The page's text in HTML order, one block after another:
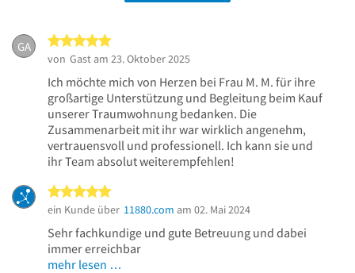
GA
von Gast am 23. Oktober 2025
Ich möchte mich von Herzen bei Frau M. M. für ihre
großartige Unterstützung und Begleitung beim Kauf
unserer Traumwohnung bedanken. Die
Zusammenarbeit mit ihr war wirklich angenehm,
vertrauensvoll und professionell. Ich kann sie und
ihr Team absolut weiterempfehlen!
ein Kunde über 11880.com am 02. Mai 2024
Sehr fachkundige und gute Betreuung und dabei
immer erreichbar
mehr lesen …